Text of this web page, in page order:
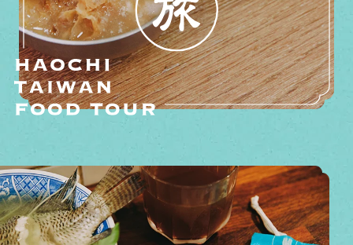
賢者の食卓 ダブルサポートが活躍!